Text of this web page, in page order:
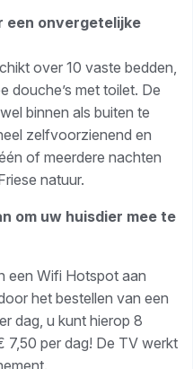
een onvergetelijke
over 10 vaste bedden,
douche’s met toilet. De
binnen als buiten te
zelfvoorzienend en
of meerdere nachten
natuur.
om uw huisdier mee te
een Wifi Hotspot aan
het bestellen van een
dag, u kunt hierop 8
7,50 per dag! De TV werkt